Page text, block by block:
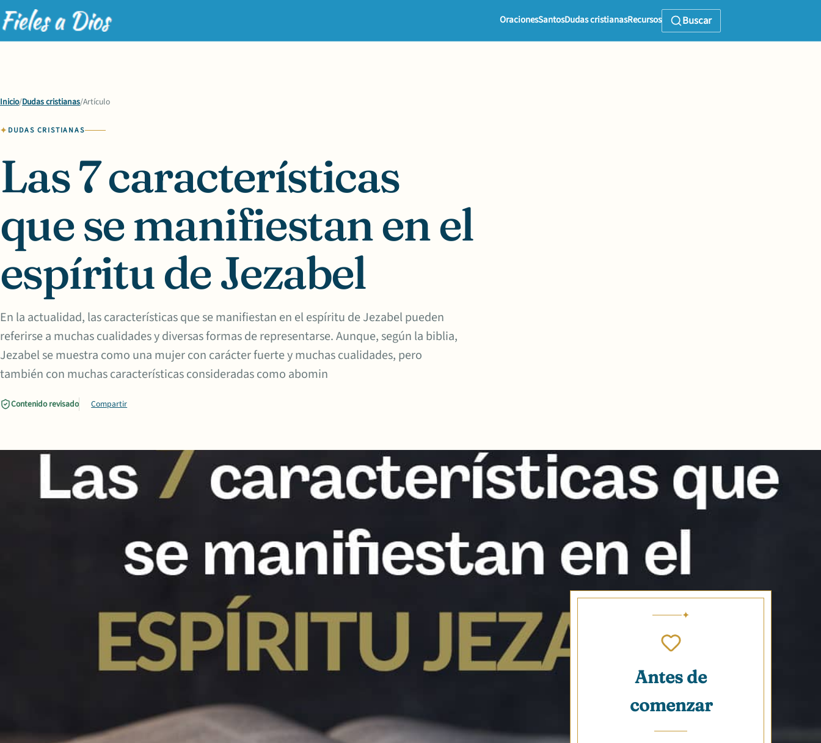
OracionesSantosDudas cristianasRecursos Buscar
Inicio/Dudas cristianas/Artículo
DUDAS CRISTIANAS
Las 7 características
que se manifiestan en el
espíritu de Jezabel
En la actualidad, las características que se manifiestan en el espíritu de Jezabel pueden
referirse a muchas cualidades y diversas formas de representarse. Aunque, según la biblia,
Jezabel se muestra como una mujer con carácter fuerte y muchas cualidades, pero
también con muchas características consideradas como abomin
Contenido revisado Compartir
Antes de
comenzar